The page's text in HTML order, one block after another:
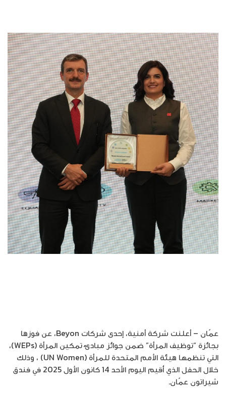
عمّان – أعلنت شركة أمنية، إحدى شركات Beyon، عن فوزها
بجائزة “توظيف المرأة” ضمن جوائز مبادئ تمكين المرأة (WEPs)،
التي تنظمها هيئة الأمم المتحدة للمرأة (UN Women) ، وذلك
خلال الحفل الذي أُقيم اليوم الأحد 14 كانون الأول 2025 في فندق
شيراتون عمّان.